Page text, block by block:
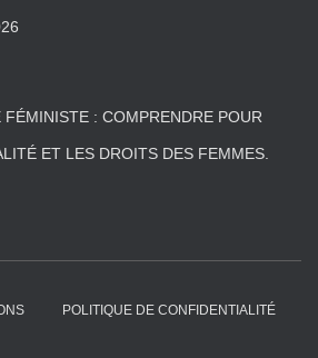
FÉMINISTE : COMPRENDRE POUR
ET LES DROITS DES FEMMES.
POLITIQUE DE CONFIDENTIALITÉ